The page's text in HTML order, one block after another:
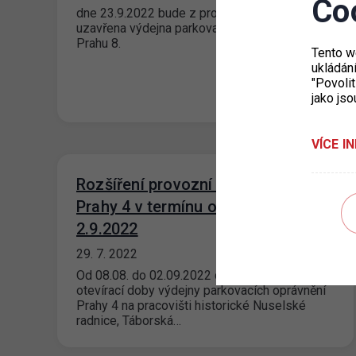
dne 23.9.2022 bude z provozních důvodů
uzavřena výdejna parkovacích oprávnění pro
Prahu 8.
Rozšíření provozní doby výdejny
Prahy 4 v termínu od 8.8. do
2.9.2022
29. 7. 2022
Od 08.08. do 02.09.2022 dojde k rozšíření
otevírací doby výdejny parkovacích oprávnění
Prahy 4 na pracovišti historické Nuselské
radnice, Táborská…
Tento
jako
VÍCE